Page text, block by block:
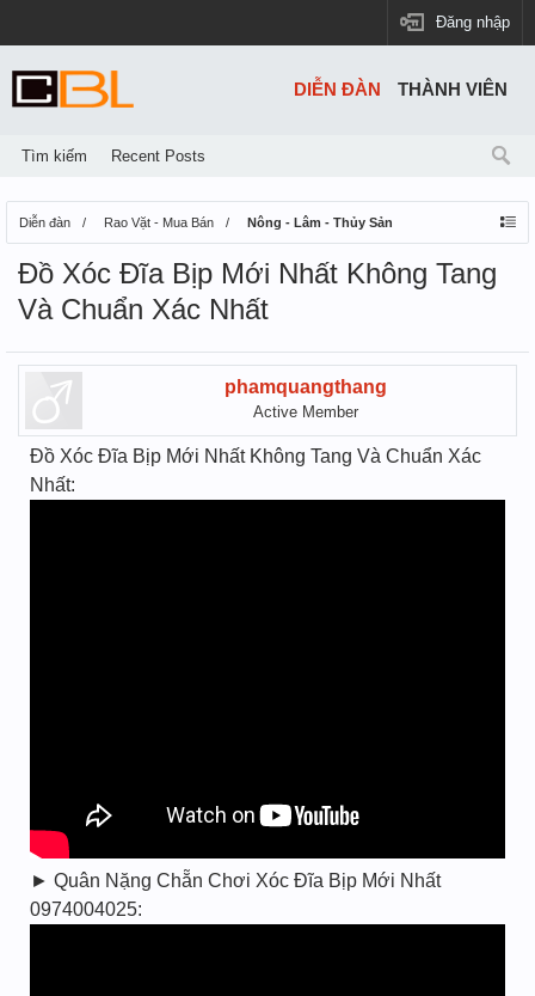
Đăng nhập
Diễn đàn Rao Vặt - Mua Bán Nông - Lâm - Thủy Sản
Đồ Xóc Đĩa Bịp Mới Nhất Không Tang
Và Chuẩn Xác Nhất
phamquangthang
Active Member
Đồ Xóc Đĩa Bịp Mới Nhất Không Tang Và Chuẩn Xác
Nhất:
► Quân Nặng Chẵn Chơi Xóc Đĩa Bịp Mới Nhất
0974004025:
DIỄN ĐÀN
Tìm kiếm Recent Posts
THÀNH VIÊN